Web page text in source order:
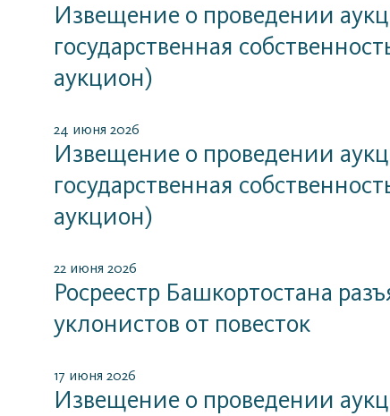
Извещение о проведении
государственная
аукцион)
24 июня 2026
Извещение о проведении
государственная
аукцион)
22 июня 2026
Росреестр Башкортостана
уклонистов от повесток
17 июня 2026
Извещение о проведении